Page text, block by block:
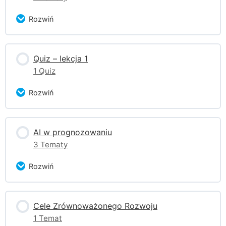
Rozwiń
Zagadnienie Content
0% ukończono 0/2 części
Quiz – lekcja 1
1 Quiz
Rozwiń
Zagadnienie Content
Quiz
AI w prognozowaniu
3 Tematy
Rozwiń
Zagadnienie Content
0% ukończono 0/3 części
Cele Zrównoważonego Rozwoju
1 Temat